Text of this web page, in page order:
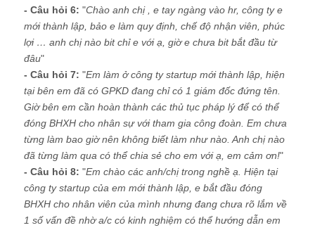
- Câu hỏi 6: "Chào anh chị , e tay ngàng vào hr, công ty e
mới thành lập, bảo e làm quy định, chế độ nhận viên, phúc
lợi … anh chị nào bit chỉ e với ạ, giờ e chưa bit bắt đầu từ
đâu"
- Câu hỏi 7: "Em làm ở công ty startup mới thành lập, hiện
tại bên em đã có GPKD đang chỉ có 1 giám đốc đứng tên.
Giờ bên em cần hoàn thành các thủ tục pháp lý để có thể
đóng BHXH cho nhân sự với tham gia công đoàn. Em chưa
từng làm bao giờ nên không biết làm như nào. Anh chị nào
đã từng làm qua có thể chia sẻ cho em với ạ, em cảm ơn!"
- Câu hỏi 8: "Em chào các anh/chị trong nghề ạ. Hiện tại
công ty startup của em mới thành lập, e bắt đầu đóng
BHXH cho nhân viên của mình nhưng đang chưa rõ lắm về
1 số vấn đề nhờ a/c có kinh nghiệm có thể hướng dẫn em